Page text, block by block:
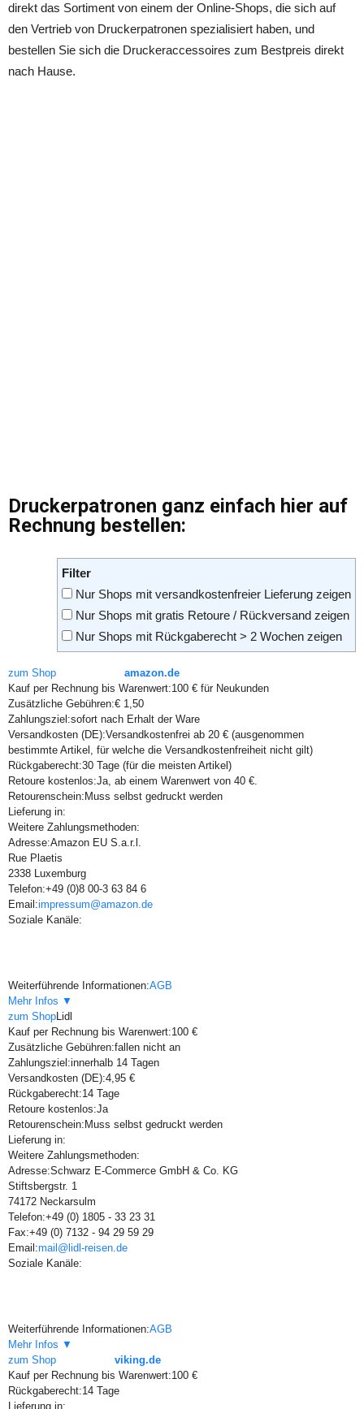
direkt das Sortiment von einem der Online-Shops, die sich auf
den Vertrieb von Druckerpatronen spezialisiert haben, und
bestellen Sie sich die Druckeraccessoires zum Bestpreis direkt
nach Hause.
Druckerpatronen ganz einfach hier auf
Rechnung bestellen:
Filter
Nur Shops mit versandkostenfreier Lieferung zeigen
Nur Shops mit gratis Retoure / Rückversand zeigen
Nur Shops mit Rückgaberecht > 2 Wochen zeigen
zum Shop
amazon.de
Kauf per Rechnung bis Warenwert:100 € für Neukunden
Zusätzliche Gebühren:€ 1,50
Zahlungsziel:sofort nach Erhalt der Ware
Versandkosten (DE):Versandkostenfrei ab 20 € (ausgenommen
bestimmte Artikel, für welche die Versandkostenfreiheit nicht gilt)
Rückgaberecht:30 Tage (für die meisten Artikel)
Retoure kostenlos:Ja, ab einem Warenwert von 40 €.
Retourenschein: Muss selbst gedruckt werden
Lieferung in:
Weitere Zahlungsmethoden:
Adresse:Amazon EU S.a.r.l.
Rue Plaetis
2338 Luxemburg
Telefon:+49 (0)8 00-3 63 84 6
Email:impressum@amazon.de
Soziale Kanäle:
Weiterführende Informationen:AGB
Mehr Infos ▼
zum ShopLidl
Kauf per Rechnung bis Warenwert:100 €
Zusätzliche Gebühren:fallen nicht an
Zahlungsziel:innerhalb 14 Tagen
Versandkosten (DE):4,95 €
Rückgaberecht:14 Tage
Retoure kostenlos:Ja
Retourenschein: Muss selbst gedruckt werden
Lieferung in:
Weitere Zahlungsmethoden:
Adresse:Schwarz E-Commerce GmbH & Co. KG
Stiftsbergstr. 1
74172 Neckarsulm
Telefon:+49 (0) 1805 - 33 23 31
Fax:+49 (0) 7132 - 94 29 59 29
Email:mail@lidl-reisen.de
Soziale Kanäle:
Weiterführende Informationen:AGB
Mehr Infos ▼
zum Shop
viking.de
Kauf per Rechnung bis Warenwert:100 €
Rückgaberecht:14 Tage
Lieferung in: